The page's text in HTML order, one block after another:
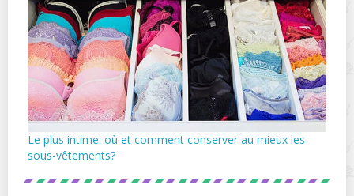
Le plus intime: où et comment conserver au mieux les
sous-vêtements?